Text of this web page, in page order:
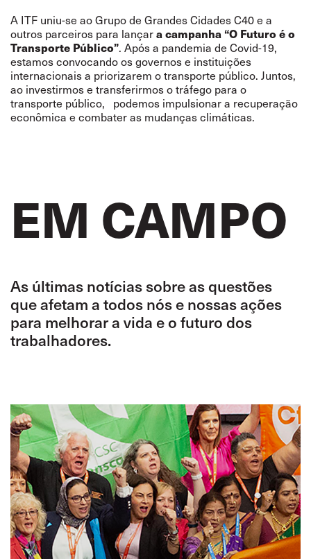
A ITF uniu-se ao Grupo de Grandes Cidades C40 e a
outros parceiros para lançara campanha “O Futuro é o
Transporte Público”. Após a pandemia de Covid-19,
estamos convocando os governos e instituições
internacionais a priorizarem o transporte público. Juntos,
ao investirmos e transferirmos o tráfego para o
transporte público, podemos impulsionar a recuperação
econômica e combater as mudanças climáticas.
EM CAMPO
As últimas notícias sobre as questões
que afetam a todos nós e nossas ações
para melhorar a vida e o futuro dos
trabalhadores.